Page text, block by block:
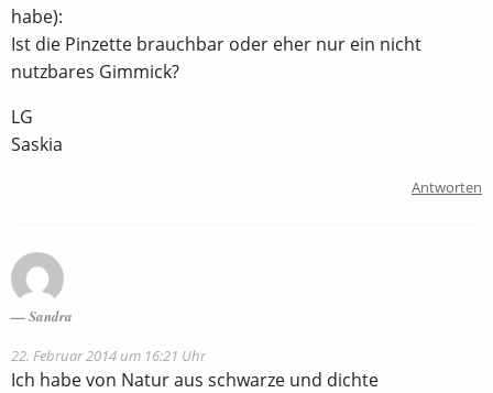
habe):
Ist die Pinzette brauchbar oder eher nur ein nicht
nutzbares Gimmick?
LG
Saskia
Antworten
Sandra
22. Februar 2014 um 16:21 Uhr
Ich habe von Natur aus schwarze und dichte